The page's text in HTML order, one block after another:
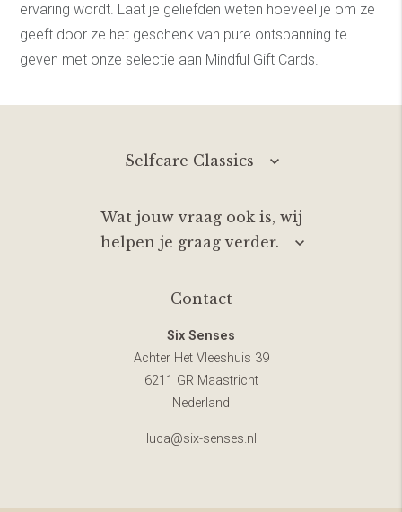
ervaring wordt. Laat je geliefden weten hoeveel je om ze
geeft door ze het geschenk van pure ontspanning te
geven met onze selectie aan Mindful Gift Cards.
Selfcare Classics
Wat jouw vraag ook is, wij
helpen je graag verder.
Contact
Six Senses
Achter Het Vleeshuis 39
6211 GR Maastricht
Nederland
luca@six-senses.nl